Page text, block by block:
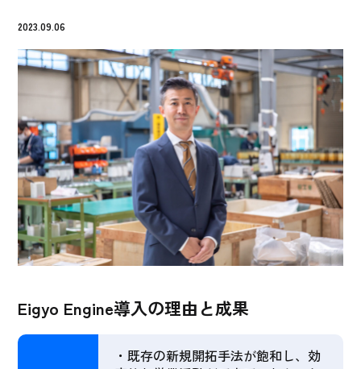
2023.09.06
Eigyo Engine導入の理由と成果
・既存の新規開拓手法が飽和し、効